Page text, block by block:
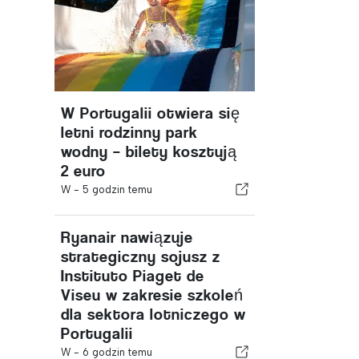
W Portugalii otwiera się
letni rodzinny park
wodny – bilety kosztują
2 euro
W - 5 godzin temu
Ryanair nawiązuje
strategiczny sojusz z
Instituto Piaget de
Viseu w zakresie szkoleń
dla sektora lotniczego w
Portugalii
W - 6 godzin temu